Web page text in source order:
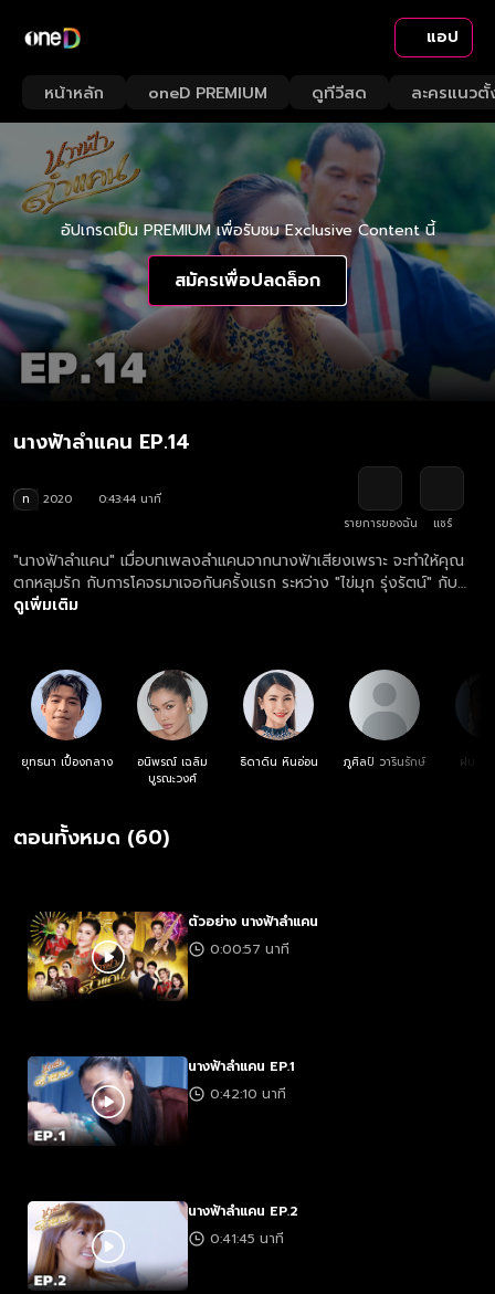
แอป
หน้าหลัก oneD PREMIUM ดูทีวีสด ละครแนวตั้
อัปเกรดเป็น PREMIUM เพื่อรับชม Exclusive Content นี้
สมัครเพื่อปลดล็อก
นางฟ้าลำแคน EP.14
ท 2020
0:43:44 นาที
รายการของฉัน
แชร์
"นางฟ้าลำแคน" เมื่อบทเพลงลำแคนจากนางฟ้าเสียงเพราะ จะทำให้คุณ
ตกหลุมรัก กับการโคจรมาเจอกันครั้งแรก ระหว่าง "ไข่มุก รุ่งรัตน์" กับ
"ทอย ปฐมพงศ์"... หญิงสาวผู้ถูกชุบเลี้ยงโดยแม่บุญธรรมเติบโตมาใน
เท่านั้นจึงจะฝ่าฟันอุปสรรคนี้ไปได้
ดูเพิ่มเติม
ยุทธนา เปื้องกลาง
อนิพรณ์ เฉลิม
บูรณะวงศ์
ธิดาดิน หินอ่อน ภูศิลป์ วารินรักษ์ ฝน ธ
ตอนทั้งหมด (60)
ตัวอย่าง นางฟ้าลำแคน
0:00:57 นาที
นางฟ้าลำแคน EP.1
0:42:10 นาที
นางฟ้าลำแคน EP.2
0:41:45 นาที